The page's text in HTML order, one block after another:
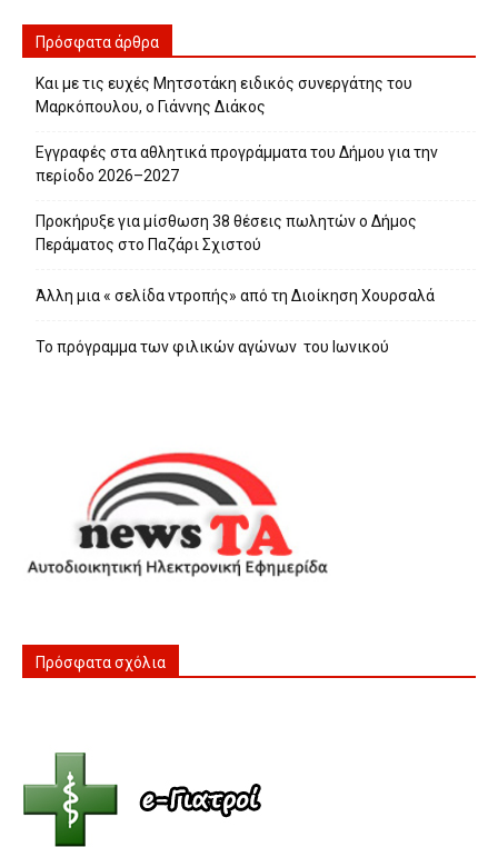
Πρόσφατα άρθρα
Και με τις ευχές Μητσοτάκη ειδικός συνεργάτης του
Μαρκόπουλου, ο Γιάννης Διάκος
Εγγραφές στα αθλητικά προγράμματα του Δήμου για την
περίοδο 2026–2027
Προκήρυξε για μίσθωση 38 θέσεις πωλητών ο Δήμος
Περάματος στο Παζάρι Σχιστού
Άλλη μια « σελίδα ντροπής» από τη Διοίκηση Χουρσαλά
Το πρόγραμμα των φιλικών αγώνων του Ιωνικού
Πρόσφατα σχόλια